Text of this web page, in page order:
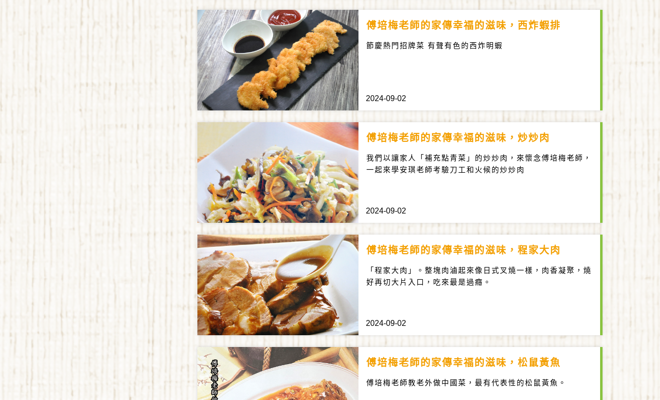
傅培梅老師的家傳幸福的滋味，西炸蝦排
節慶熱門招牌菜 有聲有色的西炸明蝦
2024-09-02
傅培梅老師的家傳幸福的滋味，炒炒肉
我們以讓家人「補充點青菜」的炒炒肉，來懷念傅培梅老師，
一起來學安琪老師考驗刀工和火候的炒炒肉
2024-09-02
傅培梅老師的家傳幸福的滋味，程家大肉
「程家大肉」。整塊肉滷起來像日式叉燒一樣，肉香凝聚，燒
好再切大片入口，吃來最是過癮。
2024-09-02
傅培梅老師的家傳幸福的滋味，松鼠黃魚
傅培梅老師教老外做中國菜，最有代表性的松鼠黃魚。